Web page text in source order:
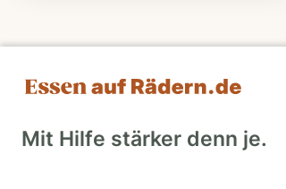
Mit Hilfe stärker denn je.